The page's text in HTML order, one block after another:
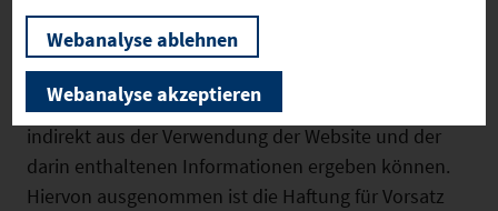
wir dennoch für die Richtigkeit und Vollständigkeit
der in dem Angebot hinterlegten Informationen
keine Gewähr übernehmen können. Wir schließen
die Haftung für Schäden aus, die sich direkt oder
indirekt aus der Verwendung der Website und der
darin enthaltenen Informationen ergeben können.
Hiervon ausgenommen ist die Haftung für Vorsatz
Webanalyse ablehnen
Webanalyse akzeptieren